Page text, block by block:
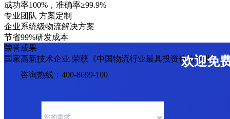
成功率100%，准确率≥99.9%
专业团队 方案定制
企业系统级物流解决方案
节省99%研发成本
荣誉成果
国家高新技术企业 荣获《中国物流行业最具投资价值企业》
欢迎免
咨询热线：400-8699-100